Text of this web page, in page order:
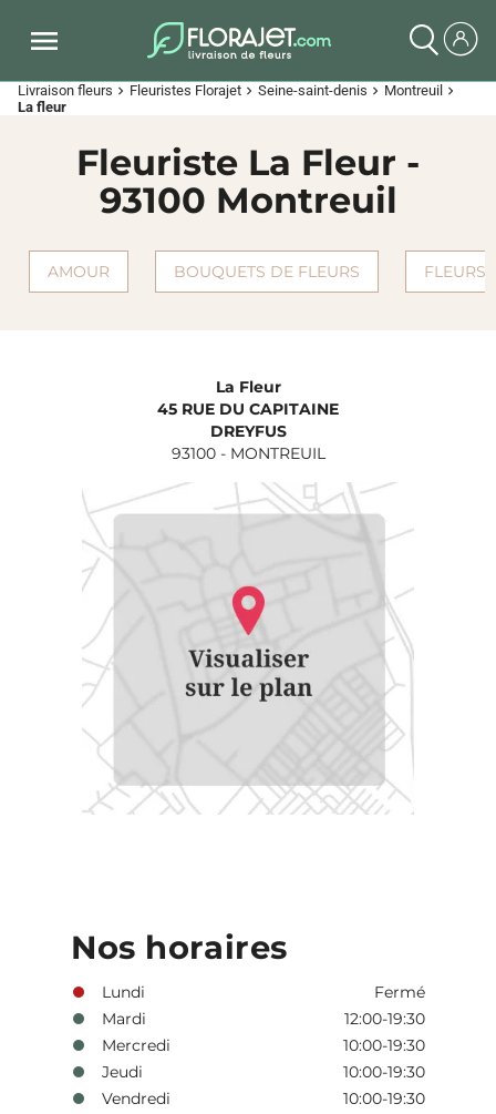
Livraison fleurs chevron_right Fleuristes Florajet chevron_right Seine-saint-denis chevron_right Montreuil chevron_right
La fleur
Fleuriste La Fleur -
93100 Montreuil
AMOUR BOUQUETS DE FLEURS FLEURS
La Fleur
45 RUE DU CAPITAINE
DREYFUS
93100- MONTREUIL
Nos horaires
Lundi
Fermé
Mardi
12:00-19:30
Mercredi
10:00-19:30
Jeudi
10:00-19:30
Vendredi
10:00-19:30